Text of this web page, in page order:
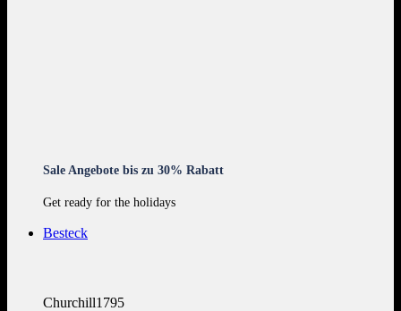
Sale Angebote bis zu 30% Rabatt
Get ready for the holidays
Besteck
Churchill1795